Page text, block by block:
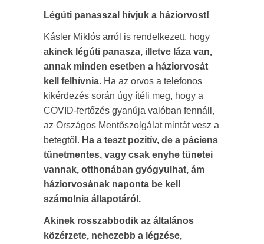
Légúti panasszal hívjuk a háziorvost!
Kásler Miklós arról is rendelkezett, hogy
akinek légúti panasza, illetve láza van,
annak minden esetben a háziorvosát
kell felhívnia. Ha az orvos a telefonos
kikérdezés során úgy ítéli meg, hogy a
COVID-fertőzés gyanúja valóban fennáll,
az Országos Mentőszolgálat mintát vesz a
betegtől. Ha a teszt pozitív, de a páciens
tünetmentes, vagy csak enyhe tünetei
vannak, otthonában gyógyulhat, ám
háziorvosának naponta be kell
számolnia állapotáról.
Akinek rosszabbodik az általános
közérzete, nehezebb a légzése,